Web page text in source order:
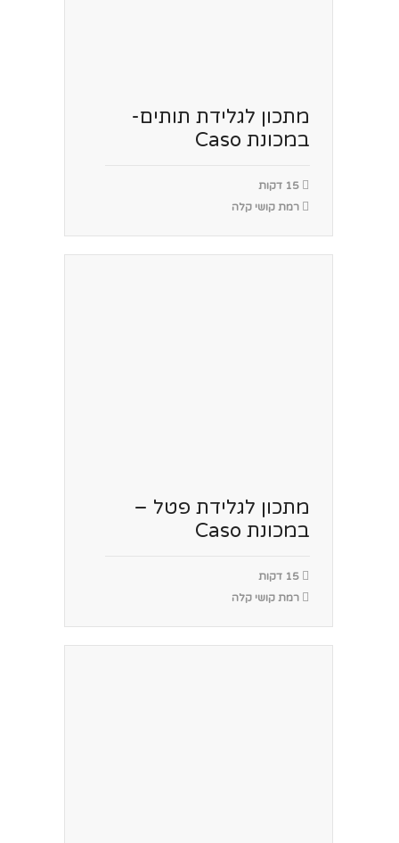
מתכון לגלידת תותים-
במכונת Caso
15 דקות
רמת קושי קלה
מתכון לגלידת פטל –
במכונת Caso
15 דקות
רמת קושי קלה